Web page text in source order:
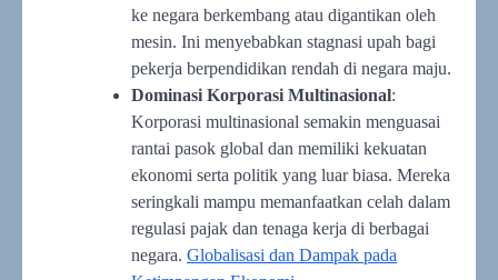
ke negara berkembang atau digantikan oleh
mesin. Ini menyebabkan stagnasi upah bagi
pekerja berpendidikan rendah di negara maju.
Dominasi Korporasi Multinasional:
Korporasi multinasional semakin menguasai
rantai pasok global dan memiliki kekuatan
ekonomi serta politik yang luar biasa. Mereka
seringkali mampu memanfaatkan celah dalam
regulasi pajak dan tenaga kerja di berbagai
negara. Globalisasi dan Dampak pada